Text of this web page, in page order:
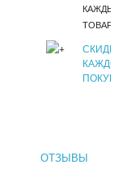
КАЖДЫЙ
ТОВАР
СКИДКИ
ОТЗЫВЫ